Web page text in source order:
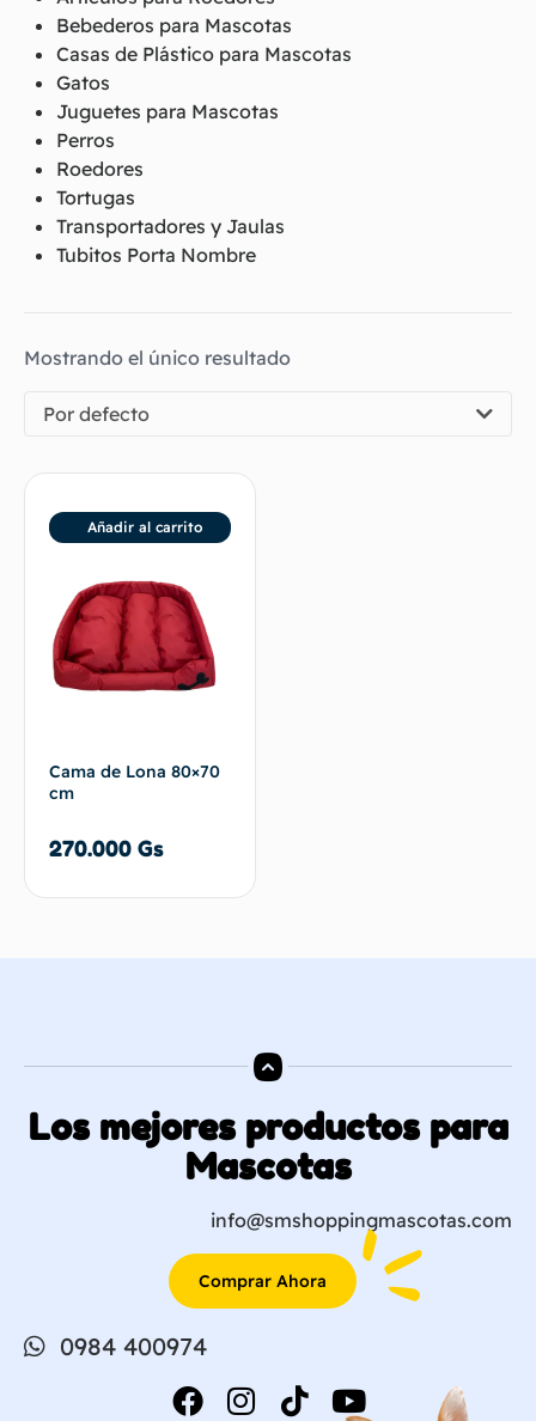
Bebederos para Mascotas
Casas de Plástico para Mascotas
Gatos
Juguetes para Mascotas
Perros
Roedores
Tortugas
Transportadores y Jaulas
Tubitos Porta Nombre
Mostrando el único resultado
Por defecto
Cama de Lona 80×70
cm
270.000 Gs
Añadir al carrito
Los mejores productos para
Mascotas
info@smshoppingmascotas.com
Comprar Ahora
0984 400974